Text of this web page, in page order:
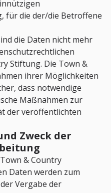
für die der/die Betroffene
die Daten nicht mehr
Stiftung. Die Town &
ihrer Möglichkeiten
dass notwendige
Maßnahmen zur
der veröffentlichten
Zweck der
& Country
Daten werden zum
Vergabe der